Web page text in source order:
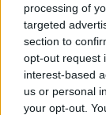
processing of
targeted
section to
opt-out request
interest-based
us or personal
your opt-out.
en
Tips: